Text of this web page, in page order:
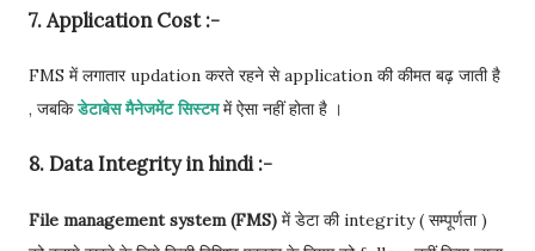
7. Application Cost :-
FMS में लगातार updation करते रहने से application की कीमत बढ़ जाती है
, जबकिडेटाबेस मैनेजमेंट सिस्टममें ऐसा नहीं होता है ।
8. Data Integrity in hindi :-
File management system (FMS) में डेटा की integrity ( सम्पूर्णता )